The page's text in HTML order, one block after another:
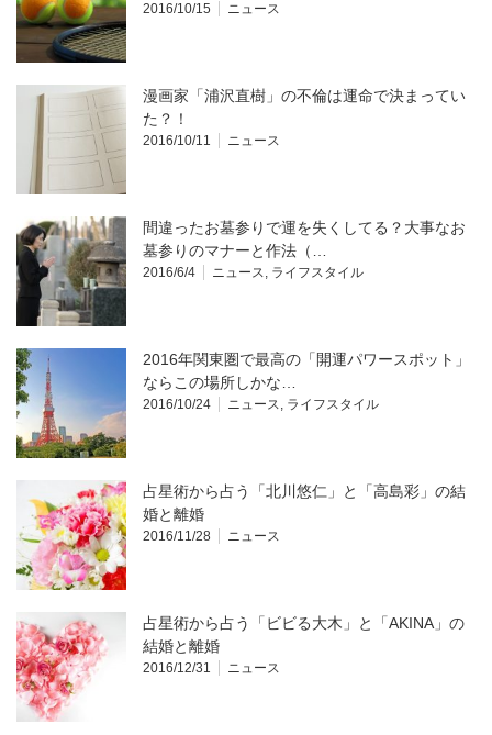
2016/10/15 ニュース
漫画家「浦沢直樹」の不倫は運命で決まってい
た？！
2016/10/11 ニュース
間違ったお墓参りで運を失くしてる？大事なお
墓参りのマナーと作法（…
2016/6/4 ニュース, ライフスタイル
2016年関東圏で最高の「開運パワースポット」
ならこの場所しかな…
2016/10/24 ニュース, ライフスタイル
占星術から占う「北川悠仁」と「高島彩」の結
婚と離婚
2016/11/28 ニュース
占星術から占う「ビビる大木」と「AKINA」の
結婚と離婚
2016/12/31 ニュース